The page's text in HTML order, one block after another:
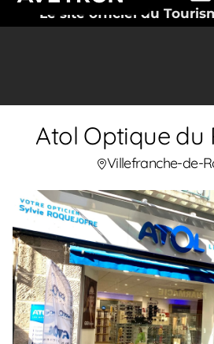
Le site officiel du
Atol Optique du
Villefranche-de-